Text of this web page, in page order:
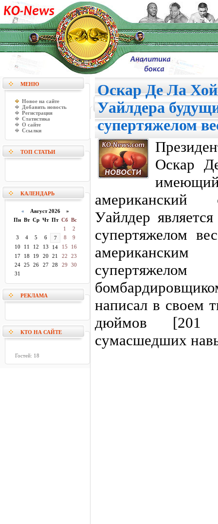
МЕНЮ
Новое на сайте
Добавить новость
Регистрация
Статистика
О сайте
Ссылки
ТОП СТАТЬИ
КАЛЕНДАРЬ
« Август 2026 »
Пн Вт Ср Чт Пт Сб Вс
1
2
3
4 5 6 7 8
9
10
11 12 13 14 15
16
17
18 19 20 21 22
23
24
25 26 27 28 29
30
31
РЕКЛАМА
КТО НА САЙТЕ
Гостей: 18
Оскар Де Ла
Уайлдера
супертяжелом
Оскар
американский
Уайлдер
супертяжелом
написал в своем
дюймов [201
сумасшедших